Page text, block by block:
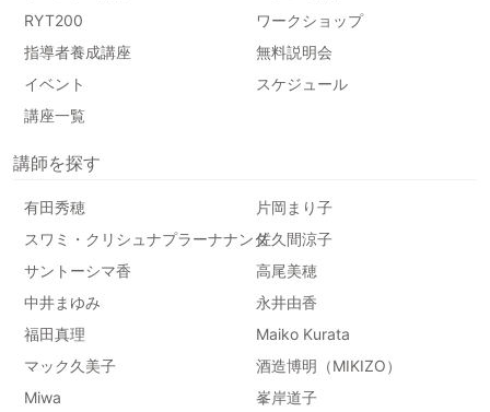
RYT200
ワークショップ
指導者養成講座
無料説明会
イベント
スケジュール
講座一覧
講師を探す
有田秀穂
片岡まり子
スワミ・クリシュナプラーナナンダ佐久間涼子
サントーシマ香
高尾美穂
中井まゆみ
永井由香
福田真理
Maiko Kurata
マック久美子
酒造博明（MIKIZO）
Miwa
峯岸道子